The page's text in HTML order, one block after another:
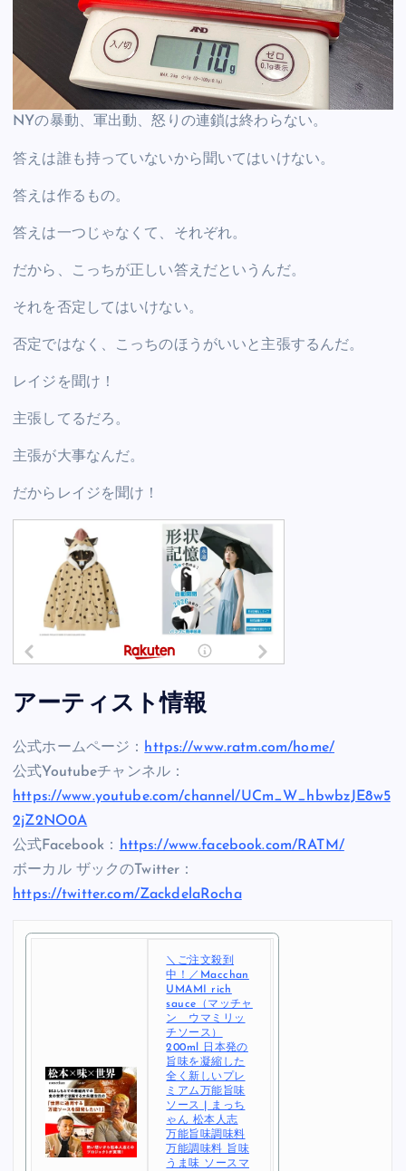
NYの暴動、軍出動、怒りの連鎖は終わらない。
答えは誰も持っていないから聞いてはいけない。
答えは作るもの。
答えは一つじゃなくて、それぞれ。
だから、こっちが正しい答えだというんだ。
それを否定してはいけない。
否定ではなく、こっちのほうがいいと主張するんだ。
レイジを聞け！
主張してるだろ。
主張が大事なんだ。
だからレイジを聞け！
アーティスト情報
公式ホームページ： https://www.ratm.com/home/
公式Youtubeチャンネル：
https://www.youtube.com/channel/UCm_W_hbwbzJE8w5
2jZ2NO0A
公式Facebook：
https://www.facebook.com/RATM/
ボーカル ザックのTwitter：
https://twitter.com/ZackdelaRocha
＼ご注文殺到
中！／Macchan
UMAMI rich
sauce（マッチャ
ン ウマミリッ
チソース）
200ml 日本発の
旨味を凝縮した
全く新しいプレ
ミアム万能旨味
ソース | まっち
ゃん 松本人志
万能旨味調味料
万能調味料 旨味
うま味 ソースマ